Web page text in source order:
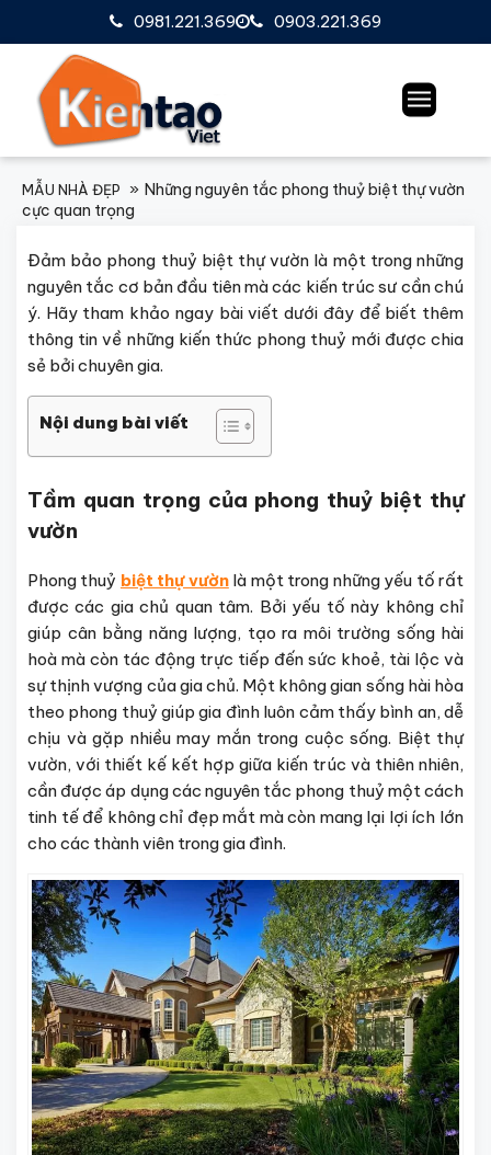
0903.221.369
0981.221.369
MẪU NHÀ ĐẸP
Những nguyên tắc phong thuỷ biệt thự vườn
cực quan trọng
Đảm bảo phong thuỷ biệt thự vườn là một trong những
nguyên tắc cơ bản đầu tiên mà các kiến trúc sư cần chú
ý. Hãy tham khảo ngay bài viết dưới đây để biết thêm
thông tin về những kiến thức phong thuỷ mới được chia
sẻ bởi chuyên gia.
Nội dung bài viết
Tầm quan trọng của phong thuỷ biệt thự
vườn
Phong thuỷ biệt thự vườnlà một trong những yếu tố rất
được các gia chủ quan tâm. Bởi yếu tố này không chỉ
giúp cân bằng năng lượng, tạo ra môi trường sống hài
hoà mà còn tác động trực tiếp đến sức khoẻ, tài lộc và
sự thịnh vượng của gia chủ. Một không gian sống hài hòa
theo phong thuỷ giúp gia đình luôn cảm thấy bình an, dễ
chịu và gặp nhiều may mắn trong cuộc sống. Biệt thự
vườn, với thiết kế kết hợp giữa kiến trúc và thiên nhiên,
cần được áp dụng các nguyên tắc phong thuỷ một cách
tinh tế để không chỉ đẹp mắt mà còn mang lại lợi ích lớn
cho các thành viên trong gia đình.